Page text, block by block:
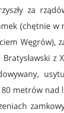
za
(chętnie w
Węgrów),
z
metrów nad